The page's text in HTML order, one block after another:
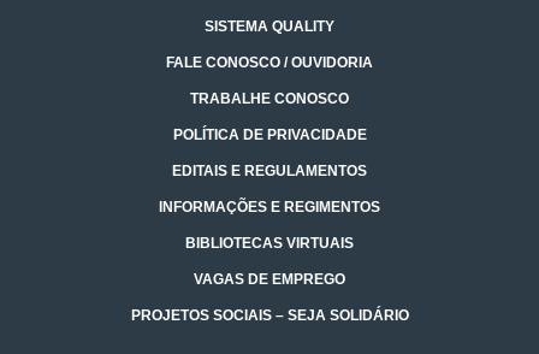
SISTEMA QUALITY
FALE CONOSCO / OUVIDORIA
TRABALHE CONOSCO
POLÍTICA DE PRIVACIDADE
EDITAIS E REGULAMENTOS
INFORMAÇÕES E REGIMENTOS
BIBLIOTECAS VIRTUAIS
VAGAS DE EMPREGO
PROJETOS SOCIAIS – SEJA SOLIDÁRIO